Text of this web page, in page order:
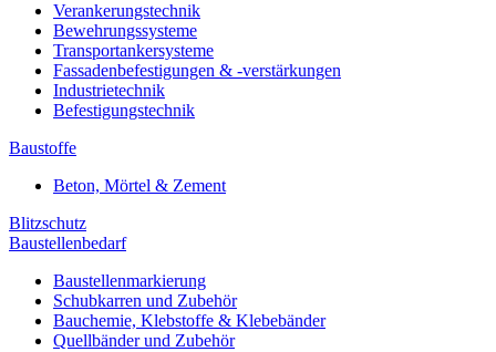
Verankerungstechnik
Bewehrungssysteme
Transportankersysteme
Fassadenbefestigungen & -verstärkungen
Industrietechnik
Befestigungstechnik
Baustoffe
Beton, Mörtel & Zement
Blitzschutz
Baustellenbedarf
Baustellenmarkierung
Schubkarren und Zubehör
Bauchemie, Klebstoffe & Klebebänder
Quellbänder und Zubehör